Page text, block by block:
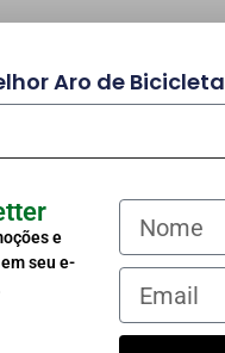
Aro de Bicicleta
e
seu e-